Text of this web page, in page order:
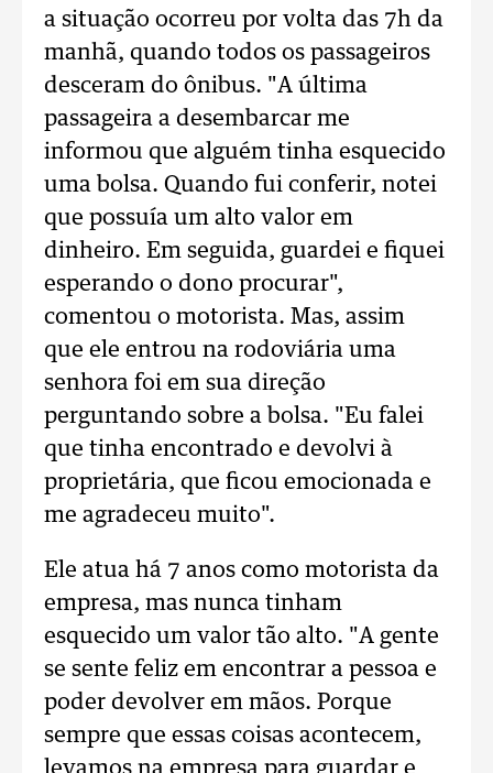
a situação ocorreu por volta das 7h da
manhã, quando todos os passageiros
desceram do ônibus. "A última
passageira a desembarcar me
informou que alguém tinha esquecido
uma bolsa. Quando fui conferir, notei
que possuía um alto valor em
dinheiro. Em seguida, guardei e fiquei
esperando o dono procurar",
comentou o motorista. Mas, assim
que ele entrou na rodoviária uma
senhora foi em sua direção
perguntando sobre a bolsa. "Eu falei
que tinha encontrado e devolvi à
proprietária, que ficou emocionada e
me agradeceu muito".
Ele atua há 7 anos como motorista da
empresa, mas nunca tinham
esquecido um valor tão alto. "A gente
se sente feliz em encontrar a pessoa e
poder devolver em mãos. Porque
sempre que essas coisas acontecem,